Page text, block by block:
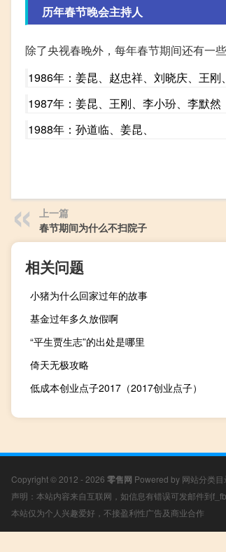
历年春节晚会主持人
除了央视春晚外，每年春节期间还有一
1986年：姜昆、赵忠祥、刘晓庆、王刚
1987年：姜昆、王刚、李小玢、李默然
1988年：孙道临、姜昆、
上一篇
春节期间为什么不扫院子
相关问题
小猪为什么回家过年的故事
基金过年多久放假啊
“平生贾生志”的出处是哪里
倚天无极攻略
低成本创业点子2017（2017创业点子）
Copyright © 2012 - 2026 零售网 Powered by 网站分类目
声明：本站内容来自互联网，如信息有错误可发邮件到
本站仅为个人兴趣爱好，不接盈利性广告及商业合作